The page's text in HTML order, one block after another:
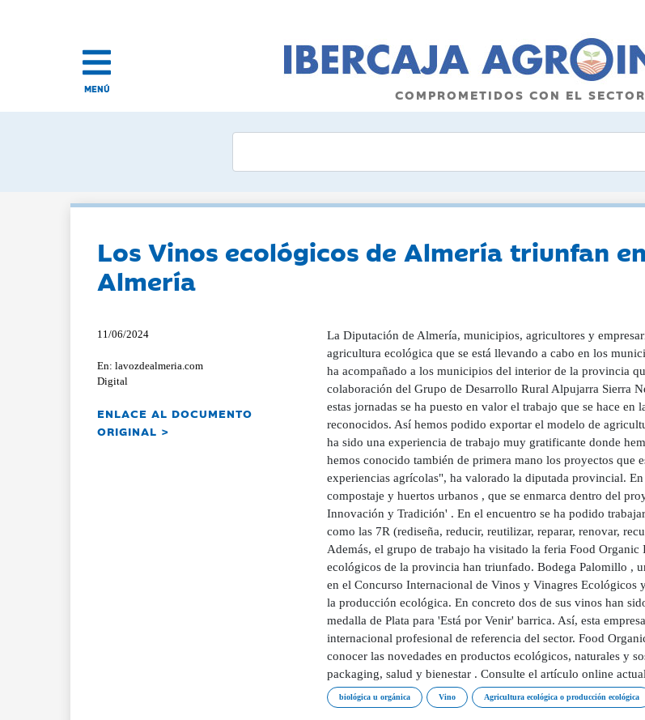
MENÚ COMPROMETIDOS CON EL
Los Vinos ecológicos de Almería triunfan
Almería
11/06/2024
En: lavozdealmeria.com
Digital
ENLACE AL DOCUMENTO
ORIGINAL >
La Diputación de Almería, municipios, agricultores y
agricultura ecológica que se está llevando a cabo en los
ha acompañado a los municipios del interior de la provincia
colaboración del Grupo de Desarrollo Rural Alpujarra Sierra
estas jornadas se ha puesto en valor el trabajo que se hace
reconocidos. Así hemos podido exportar el modelo de
ha sido una experiencia de trabajo muy gratificante donde
hemos conocido también de primera mano los proyectos
experiencias agrícolas", ha valorado la diputada provincial.
compostaje y huertos urbanos , que se enmarca dentro del
Innovación y Tradición' . En el encuentro se ha podido
como las 7R (rediseña, reducir, reutilizar, reparar, renovar,
Además, el grupo de trabajo ha visitado la feria Food
ecológicos de la provincia han triunfado. Bodega Palomillo ,
en el Concurso Internacional de Vinos y Vinagres
la producción ecológica. En concreto dos de sus vinos han
medalla de Plata para 'Está por Venir' barrica. Así, esta
internacional profesional de referencia del sector. Food
conocer las novedades en productos ecológicos, naturales y
packaging, salud y bienestar . Consulte el artículo online
biológica u orgánica Vino Agricultura ecológica o producción ecológica